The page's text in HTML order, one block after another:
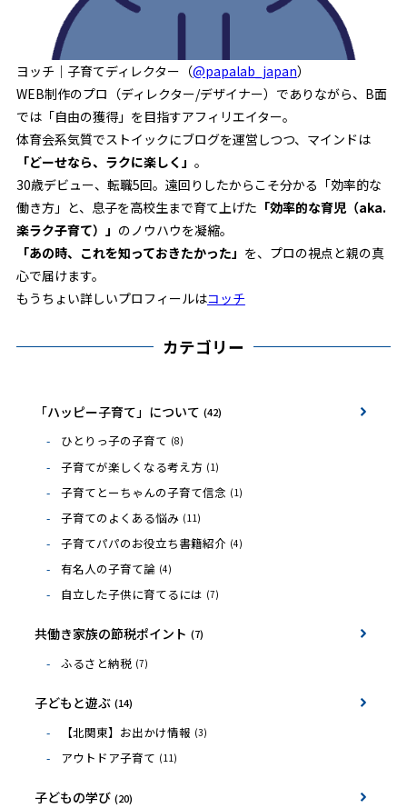
ヨッチ｜子育てディレクター（@papalab_japan）
WEB制作のプロ（ディレクター/デザイナー）でありながら、B面
では「自由の獲得」を目指すアフィリエイター。
体育会系気質でストイックにブログを運営しつつ、マインドは
「どーせなら、ラクに楽しく」 。
30歳デビュー、転職5回。遠回りしたからこそ分かる「効率的な
働き方」と、息子を高校生まで育て上げた 「効率的な育児（aka.
楽ラク子育て）」 のノウハウを凝縮。
「あの時、これを知っておきたかった」 を、プロの視点と親の真
心で届けます。
もうちょい詳しいプロフィールはコッチ
カテゴリー
「ハッピー子育て」について (42)
ひとりっ子の子育て (8)
子育てが楽しくなる考え方 (1)
子育てとーちゃんの子育て信念 (1)
子育てのよくある悩み (11)
子育てパパのお役立ち書籍紹介 (4)
有名人の子育て論 (4)
自立した子供に育てるには (7)
共働き家族の節税ポイント (7)
ふるさと納税 (7)
子どもと遊ぶ (14)
【北関東】お出かけ情報 (3)
アウトドア子育て (11)
子どもの学び (20)